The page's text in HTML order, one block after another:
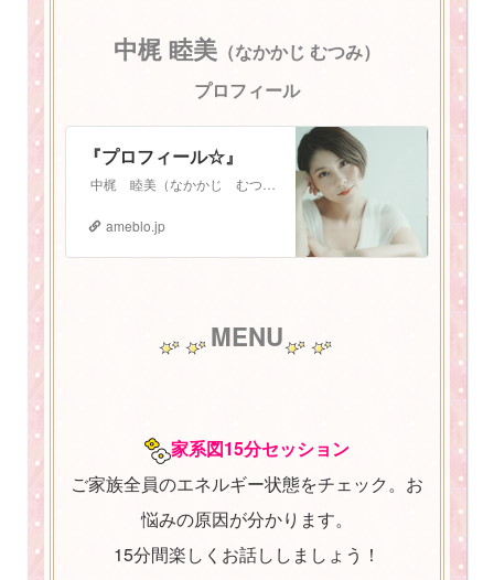
中梶 睦美 （なかかじ むつみ）
プロフィール
『プロフィール☆』
ameblo.jp
MENU
家系図15分セッション
ご家族全員のエネルギー状態をチェック。お
悩みの原因が分かります。
15分間楽しくお話ししましょう！